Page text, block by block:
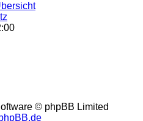
© phpBB Limited